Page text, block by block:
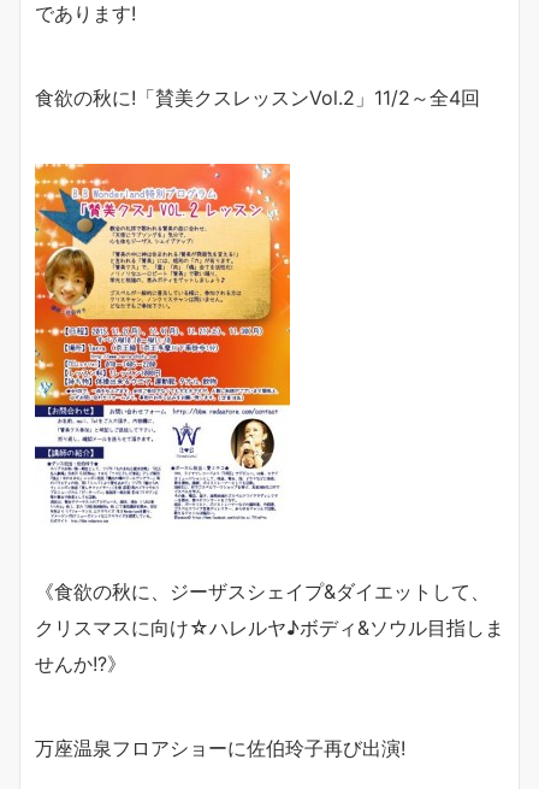
であります!
食欲の秋に! 「賛美クスレッスンVol.2 」 11/2 ～全4回
《食欲の秋に、ジーザスシェイプ&ダイエットして、
クリスマスに向け☆ハレルヤ♪ボディ&ソウル目指しま
せんか!?》
万座温泉フロアショーに佐伯玲子再び出演!